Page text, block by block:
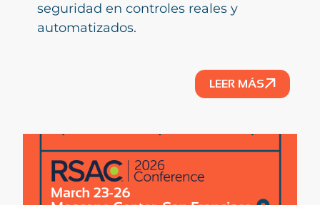
seguridad en controles reales y
automatizados.
LEER MÁS